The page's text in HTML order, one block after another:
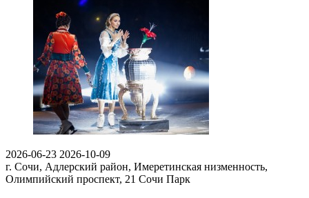
2026-06-23 2026-10-09
г. Сочи, Адлерский район, Имеретинская низменность,
Олимпийский проспект, 21 Сочи Парк